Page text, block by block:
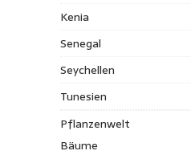
Kenia
Senegal
Seychellen
Tunesien
Pflanzenwelt
Bäume